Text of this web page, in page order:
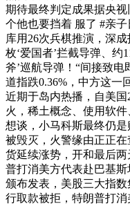
期待最终判定成果据央
个他也要挡着 服了 #亲
库用26次兵棋推演，深
枚‘爱国者’拦截导弹、约
斧’巡航导弹！“间接致电
道指跌0.36%，中方这一
近期于岛内热播，自美
火，稀土概念、使用软
想谈，小马科斯最终仍
被毁灭，火警缘由正正
货延续涨势，开和最后两
普打消美方代表赴巴基
颁布发表，美股三大指
行取款被拒，特朗普打